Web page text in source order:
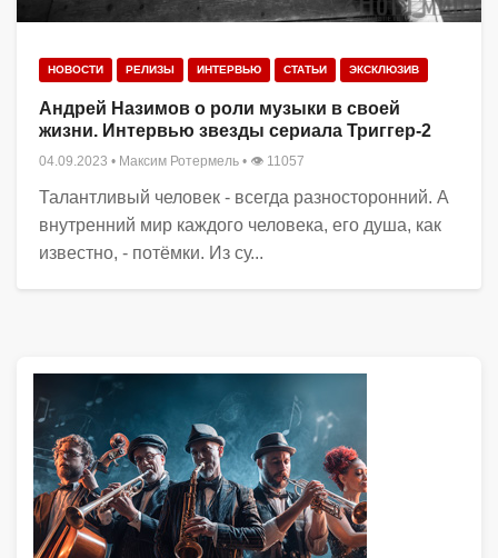
НОВОСТИ РЕЛИЗЫ ИНТЕРВЬЮ СТАТЬИ ЭКСКЛЮЗИВ
Андрей Назимов о роли музыки в своей
жизни. Интервью звезды сериала Триггер-2
04.09.2023 • Максим Ротермель • 👁 11057
Талантливый человек - всегда разносторонний. А
внутренний мир каждого человека, его душа, как
известно, - потёмки. Из су...